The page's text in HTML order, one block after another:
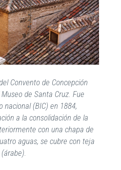
Convento de Concepción
de Santa Cruz. Fue
(BIC) en 1884,
a la consolidación de la
con una chapa de
aguas, se cubre con teja